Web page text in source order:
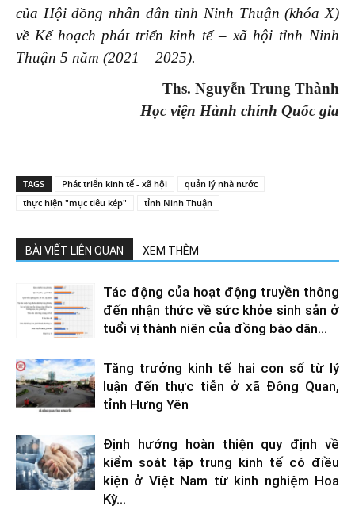
của Hội đồng nhân dân tỉnh Ninh Thuận (khóa X)
về Kế hoạch phát triển kinh tế – xã hội tỉnh Ninh
Thuận 5 năm (2021 – 2025).
Ths. Nguyễn Trung Thành
Học viện Hành chính Quốc gia
TAGS Phát triển kinh tế - xã hội
quản lý nhà nước
thực hiện "mục tiêu kép"
tỉnh Ninh Thuận
BÀI VIẾT LIÊN QUAN XEM THÊM
Tác động của hoạt động truyền thông
đến nhận thức về sức khỏe sinh sản ở
tuổi vị thành niên của đồng bào dân...
Tăng trưởng kinh tế hai con số từ lý
luận đến thực tiễn ở xã Đông Quan,
tỉnh Hưng Yên
Định hướng hoàn thiện quy định về
kiểm soát tập trung kinh tế có điều
kiện ở Việt Nam từ kinh nghiệm Hoa
Kỳ...